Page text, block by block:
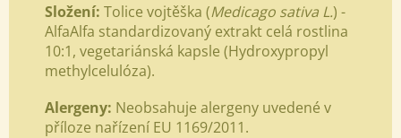
Složení: Tolice vojtěška (Medicago sativa L.) -
AlfaAlfa standardizovaný extrakt celá rostlina
10:1, vegetariánská kapsle (Hydroxypropyl
methylcelulóza).
Alergeny: Neobsahuje alergeny uvedené v
příloze nařízení EU 1169/2011.